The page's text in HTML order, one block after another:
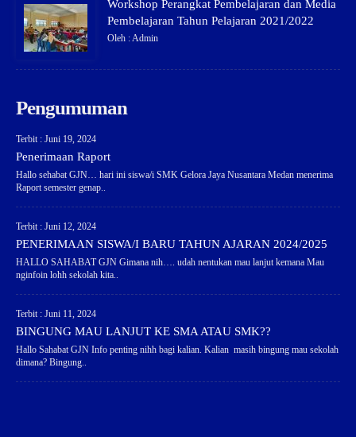
Workshop Perangkat Pembelajaran dan Media
Pembelajaran Tahun Pelajaran 2021/2022
Oleh : Admin
Pengumuman
Terbit : Juni 19, 2024
Penerimaan Raport
Hallo sehabat GJN… hari ini siswa/i SMK Gelora Jaya Nusantara Medan menerima
Raport semester genap..
Terbit : Juni 12, 2024
PENERIMAAN SISWA/I BARU TAHUN AJARAN 2024/2025
HALLO SAHABAT GJN Gimana nih…. udah nentukan mau lanjut kemana Mau
nginfoin lohh sekolah kita..
Terbit : Juni 11, 2024
BINGUNG MAU LANJUT KE SMA ATAU SMK??
Hallo Sahabat GJN Info penting nihh bagi kalian. Kalian masih bingung mau sekolah
dimana? Bingung..